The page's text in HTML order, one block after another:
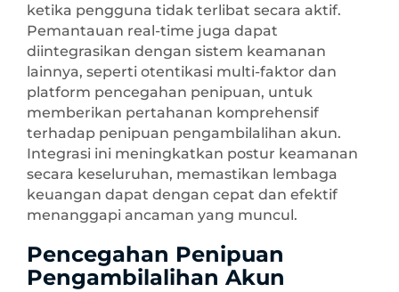
ketika pengguna tidak terlibat secara aktif.
Pemantauan real-time juga dapat
diintegrasikan dengan sistem keamanan
lainnya, seperti otentikasi multi-faktor dan
platform pencegahan penipuan, untuk
memberikan pertahanan komprehensif
terhadap penipuan pengambilalihan akun.
Integrasi ini meningkatkan postur keamanan
secara keseluruhan, memastikan lembaga
keuangan dapat dengan cepat dan efektif
menanggapi ancaman yang muncul.
Pencegahan Penipuan
Pengambilalihan Akun